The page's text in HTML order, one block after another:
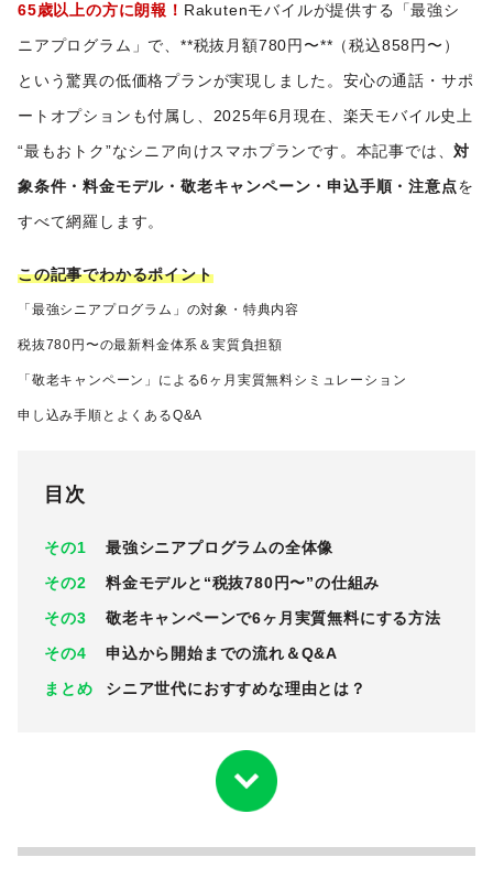
65歳以上の方に朗報！ Rakutenモバイルが提供する「最強シ
ニアプログラム」で、**税抜月額780円〜**（税込858円〜）
という驚異の低価格プランが実現しました。安心の通話・サポ
ートオプションも付属し、2025年6月現在、楽天モバイル史上
“最もおトク”なシニア向けスマホプランです。本記事では、対
象条件・料金モデル・敬老キャンペーン・申込手順・注意点を
すべて網羅します。
この記事でわかるポイント
「最強シニアプログラム」の対象・特典内容
税抜780円〜の最新料金体系＆実質負担額
「敬老キャンペーン」による6ヶ月実質無料シミュレーション
申し込み手順とよくあるQ&A
目次
その1
最強シニアプログラムの全体像
その2
料金モデルと“税抜780円〜”の仕組み
その3
敬老キャンペーンで6ヶ月実質無料にする方法
その4
申込から開始までの流れ＆Q&A
まとめ
シニア世代におすすめな理由とは？